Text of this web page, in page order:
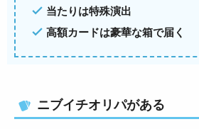
当たりは特殊演出
高額カードは豪華な箱で届く
ニブイチオリパがある